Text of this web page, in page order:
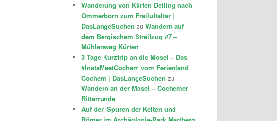
Wanderung von Kürten Delling nach
Ommerborn zum Freiluftaltar |
DasLangeSuchen zu Wandern auf
dem Bergischem Streifzug #7 –
Mühlenweg Kürten
3 Tage Kurztrip an die Mosel – Das
#InstaMeetCochem vom Ferienland
Cochem | DasLangeSuchen zu
Wandern an der Mosel – Cochemer
Ritterrunde
Auf den Spuren der Kelten und